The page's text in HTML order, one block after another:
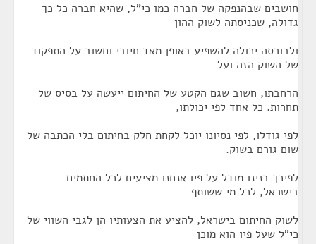
חושבים שבהנפקה של חברה כמו כי"ל, שהיא חברה כל כך
גדולה, שכניסתה לשוק ההון
ולבורסה יכולה להשפיע באופן מאד חיובי וחשוב על התפקוד
של השוק הזה ועל
הרחבתו, חשוב שגם הקטע של החיתום ייעשה על בסיס של
תחרות. כל אחד לפי יכולתו,
לפי גודלו, לפי נסיונו יוכל לקחת חלק בחיתום בלי הכתבה של
שום גורם בשוק.
לפיכך בנינו מודל על פיו אנחנו מציעים לכל החתמים
בישראל, לכל מי ששותף
לשוק החיתום בישראל, להציע את הצעותיו הן לגבי השווי של
כי"ל שעל פיו הוא מוכן